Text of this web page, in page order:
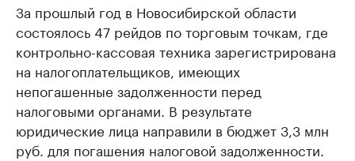
За прошлый год в Новосибирской области
состоялось 47 рейдов по торговым точкам, где
контрольно-кассовая техника зарегистрирована
на налогоплательщиков, имеющих
непогашенные задолженности перед
налоговыми органами. В результате
юридические лица направили в бюджет 3,3 млн
руб. для погашения налоговой задолженности.